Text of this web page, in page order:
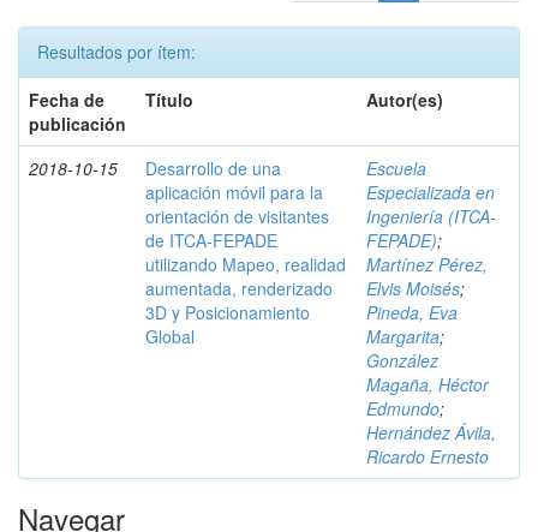
Resultados por ítem:
Fecha de
publicación
Título Autor(es)
2018-10-15
Desarrollo de una
aplicación móvil para la
orientación de visitantes
de ITCA-FEPADE
utilizando Mapeo, realidad
aumentada, renderizado
3D y Posicionamiento
Global
Escuela
Especializada en
Ingeniería (ITCA-
FEPADE);
Martínez Pérez,
Elvis Moisés;
Pineda, Eva
Margarita;
González
Magaña, Héctor
Edmundo;
Hernández Ávila,
Ricardo Ernesto
Navegar